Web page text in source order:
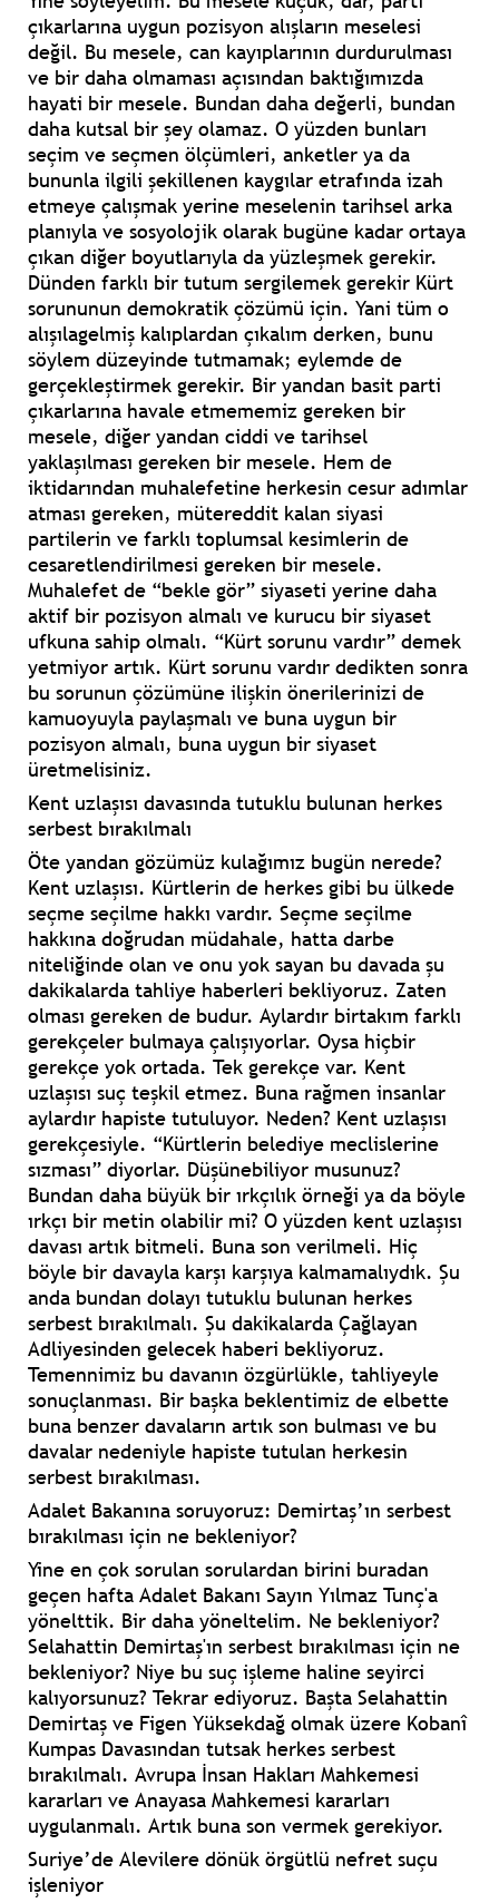
çıkarlarına uygun pozisyon alışların meselesi
değil. Bu mesele, can kayıplarının durdurulması
ve bir daha olmaması açısından baktığımızda
hayati bir mesele. Bundan daha değerli, bundan
daha kutsal bir şey olamaz. O yüzden bunları
seçim ve seçmen ölçümleri, anketler ya da
bununla ilgili şekillenen kaygılar etrafında izah
etmeye çalışmak yerine meselenin tarihsel arka
planıyla ve sosyolojik olarak bugüne kadar ortaya
çıkan diğer boyutlarıyla da yüzleşmek gerekir.
Dünden farklı bir tutum sergilemek gerekir Kürt
sorununun demokratik çözümü için. Yani tüm o
alışılagelmiş kalıplardan çıkalım derken, bunu
söylem düzeyinde tutmamak; eylemde de
gerçekleştirmek gerekir. Bir yandan basit parti
çıkarlarına havale etmememiz gereken bir
mesele, diğer yandan ciddi ve tarihsel
yaklaşılması gereken bir mesele. Hem de
iktidarından muhalefetine herkesin cesur adımlar
atması gereken, mütereddit kalan siyasi
partilerin ve farklı toplumsal kesimlerin de
cesaretlendirilmesi gereken bir mesele.
Muhalefet de “bekle gör” siyaseti yerine daha
aktif bir pozisyon almalı ve kurucu bir siyaset
ufkuna sahip olmalı. “Kürt sorunu vardır” demek
yetmiyor artık. Kürt sorunu vardır dedikten sonra
bu sorunun çözümüne ilişkin önerilerinizi de
kamuoyuyla paylaşmalı ve buna uygun bir
pozisyon almalı, buna uygun bir siyaset
üretmelisiniz.
Kent uzlaşısı davasında tutuklu bulunan herkes
serbest bırakılmalı
Öte yandan gözümüz kulağımız bugün nerede?
Kent uzlaşısı. Kürtlerin de herkes gibi bu ülkede
seçme seçilme hakkı vardır. Seçme seçilme
hakkına doğrudan müdahale, hatta darbe
niteliğinde olan ve onu yok sayan bu davada şu
dakikalarda tahliye haberleri bekliyoruz. Zaten
olması gereken de budur. Aylardır birtakım farklı
gerekçeler bulmaya çalışıyorlar. Oysa hiçbir
gerekçe yok ortada. Tek gerekçe var. Kent
uzlaşısı suç teşkil etmez. Buna rağmen insanlar
aylardır hapiste tutuluyor. Neden? Kent uzlaşısı
gerekçesiyle. “Kürtlerin belediye meclislerine
sızması” diyorlar. Düşünebiliyor musunuz?
Bundan daha büyük bir ırkçılık örneği ya da böyle
ırkçı bir metin olabilir mi? O yüzden kent uzlaşısı
davası artık bitmeli. Buna son verilmeli. Hiç
böyle bir davayla karşı karşıya kalmamalıydık. Şu
anda bundan dolayı tutuklu bulunan herkes
serbest bırakılmalı. Şu dakikalarda Çağlayan
Adliyesinden gelecek haberi bekliyoruz.
Temennimiz bu davanın özgürlükle, tahliyeyle
sonuçlanması. Bir başka beklentimiz de elbette
buna benzer davaların artık son bulması ve bu
davalar nedeniyle hapiste tutulan herkesin
serbest bırakılması.
Adalet Bakanına soruyoruz: Demirtaş’ın serbest
bırakılması için ne bekleniyor?
Yine en çok sorulan sorulardan birini buradan
geçen hafta Adalet Bakanı Sayın Yılmaz Tunç'a
yönelttik. Bir daha yöneltelim. Ne bekleniyor?
Selahattin Demirtaş'ın serbest bırakılması için ne
bekleniyor? Niye bu suç işleme haline seyirci
kalıyorsunuz? Tekrar ediyoruz. Başta Selahattin
Demirtaş ve Figen Yüksekdağ olmak üzere Kobanî
Kumpas Davasından tutsak herkes serbest
bırakılmalı. Avrupa İnsan Hakları Mahkemesi
kararları ve Anayasa Mahkemesi kararları
uygulanmalı. Artık buna son vermek gerekiyor.
Suriye’de Alevilere dönük örgütlü nefret suçu
işleniyor